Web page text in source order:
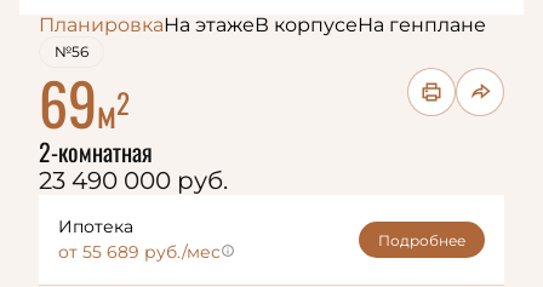
ПланировкаНа этажеВ корпусеНа генплане
№56
69м2
2-комнатная
23 490 000 руб.
Ипотека
от 55 689 руб./мес
Подробнее